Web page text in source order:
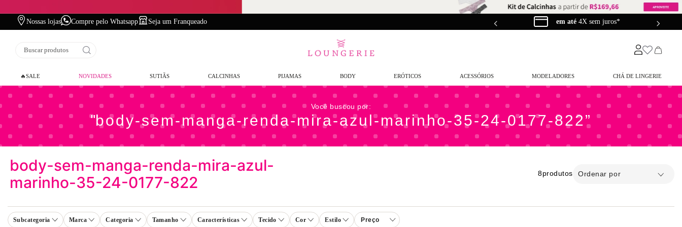
Nossas lojas Compre pelo Whatsapp Seja um Franqueado
Frete Grátis em até 4X sem juros*
Buscar produtos
🔥SALE NOVIDADES SUTIÃS CALCINHAS PIJAMAS BODY ERÓTICOS ACESSÓRIOS MODELADORES CHÁ DE LINGERIE
body-sem-manga-renda-mira-azul-marinho-35-24-0177-822
body-sem-manga-renda-mira-azul-
marinho-35-24-0177-822
8produtos Ordenar por
Categoria
Subcategoria Características Cor Estilo
Marca Tamanho Tecido Preço